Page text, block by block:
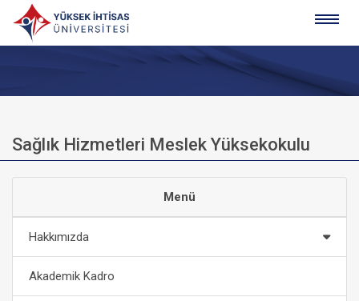
Sağlık Hizmetleri Meslek Yüksekokulu
Menü
Hakkımızda
Akademik Kadro